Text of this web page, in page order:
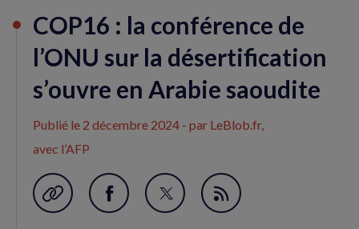
du
COP16 : la conférence de
l’ONU sur la désertification
s’ouvre en Arabie saoudite
Publié le 2 décembre 2024 - par LeBlob.fr,
avec l’AFP
Garder en favori
Partager
Partager
Flux